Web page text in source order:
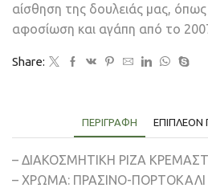
αίσθηση της δουλειάς μας,
αφοσίωση και αγάπη από το
Share:
ΠΕΡΙΓΡΑΦΉ ΕΠΙΠΛΈΟΝ
– ΔΙΑΚΟΣΜΗΤΙΚH ΡΙΖΑ
– ΧΡΩΜΑ: ΠΡΑΣΙΝΟ-ΠΟΡΤΟΚΑΛΙ